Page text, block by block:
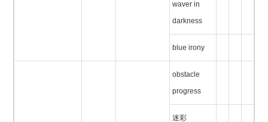
waver in
darkness
blue irony
obstacle
progress
迷彩